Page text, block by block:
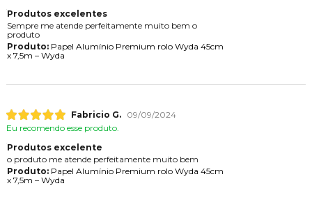
Produtos excelentes
Sempre me atende perfeitamente muito bem o
produto
Produto:Papel Alumínio Premium rolo Wyda 45cm
x 7,5m – Wyda
Fabricio G.
09/09/2024
Eu recomendo esse produto.
Produtos excelente
o produto me atende perfeitamente muito bem
Produto:Papel Alumínio Premium rolo Wyda 45cm
x 7,5m – Wyda